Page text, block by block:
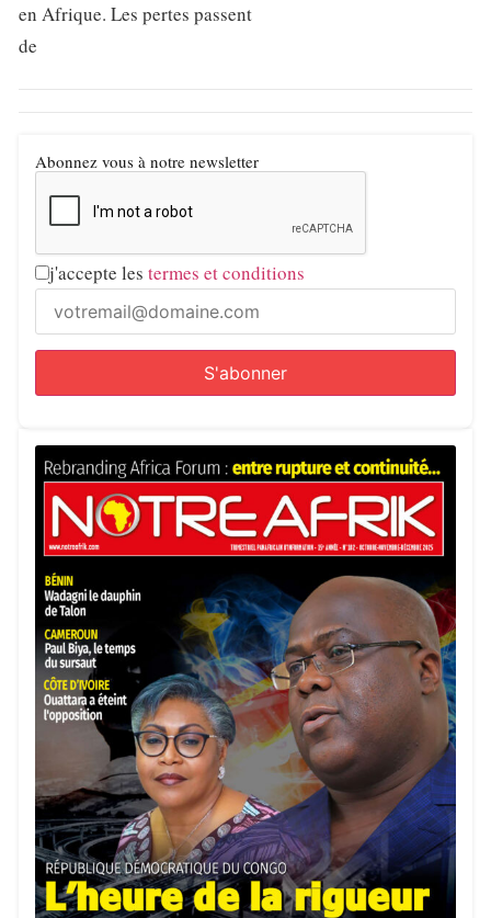
en Afrique. Les pertes passent
de
Abonnez vous à notre newsletter
j'accepte les termes et conditions